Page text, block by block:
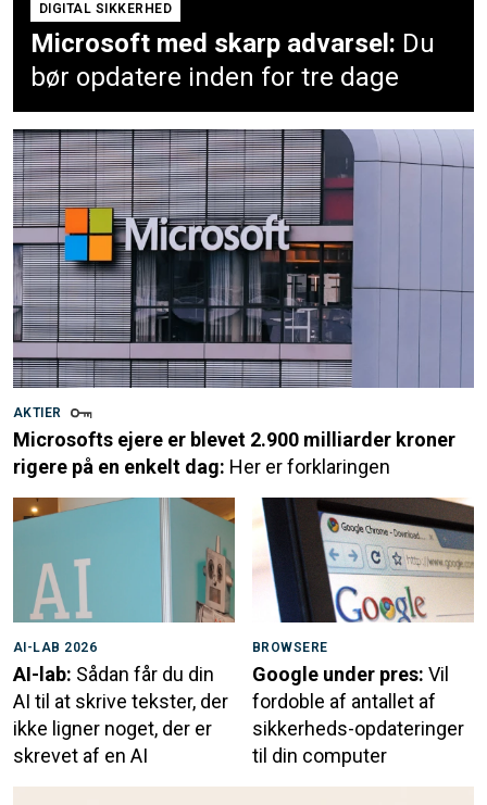
DIGITAL SIKKERHED
Microsoft med skarp advarsel: Du
bør opdatere inden for tre dage
AKTIER
Microsofts ejere er blevet 2.900 milliarder kroner
rigere på en enkelt dag: Her er forklaringen
AI-LAB 2026
AI-lab: Sådan får du din
AI til at skrive tekster, der
ikke ligner noget, der er
skrevet af en AI
BROWSERE
Google under pres: Vil
fordoble af antallet af
sikkerheds-opdateringer
til din computer